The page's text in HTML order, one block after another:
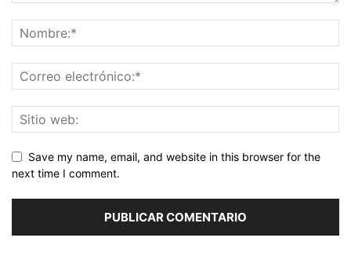
Save my name, email, and website in this browser for the
next time I comment.